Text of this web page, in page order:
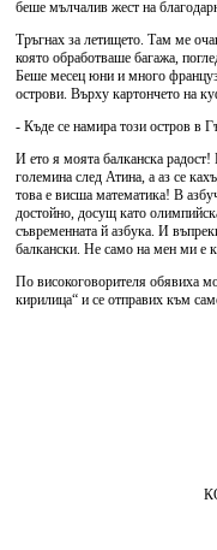
беше мълчалив жест на
Тръгнах за летището. Там ме
която обработваше багажа,
Беше месец юни и много
острови. Върху картончето на
- Къде се намира този остров в
И ето я моята балканска
големина след Атина, а аз се
това е висша математика! В
достойно, досущ като
съвременната й азбука. И
балкански. Не само на мен ми е
По високоговорителя обявиха
кирилица“ и се отправих към